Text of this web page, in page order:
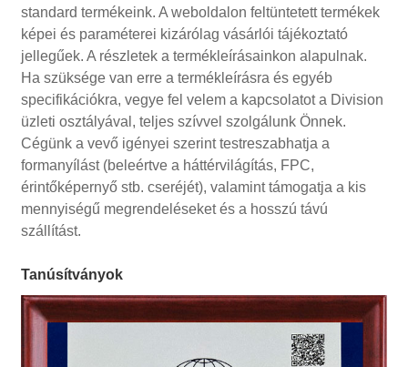
standard termékeink. A weboldalon feltüntetett termékek
képei és paraméterei kizárólag vásárlói tájékoztató
jellegűek. A részletek a termékleírásainkon alapulnak.
Ha szüksége van erre a termékleírásra és egyéb
specifikációkra, vegye fel velem a kapcsolatot a Division
üzleti osztályával, teljes szívvel szolgálunk Önnek.
Cégünk a vevő igényei szerint testreszabhatja a
formanyílást (beleértve a háttérvilágítás, FPC,
érintőképernyő stb. cseréjét), valamint támogatja a kis
mennyiségű megrendeléseket és a hosszú távú
szállítást.
Tanúsítványok